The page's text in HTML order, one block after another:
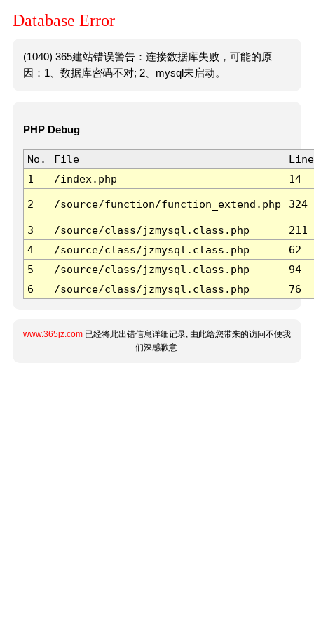
Database Error
(1040) 365建站错误警告：连接数据库失败，可能的原
因：1、数据库密码不对; 2、mysql未启动。
PHP Debug
No. File
Line
1
/index.php 14
2 /source/function/function_extend.php 324
3 /source/class/jzmysql.class.php
211
4
/source/class/jzmysql.class.php
62
5
/source/class/jzmysql.class.php
94
6
/source/class/jzmysql.class.php 76
www.365jz.com 已经将此出错信息详细记录, 由此给您带来的访问不便我
们深感歉意.